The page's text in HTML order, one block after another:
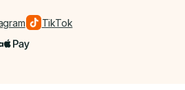
TikTok